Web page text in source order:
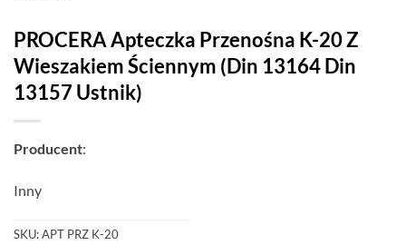
PROCERA Apteczka Przenośna K-20 Z
Wieszakiem Ściennym (Din 13164 Din
13157 Ustnik)
Producent:
Inny
SKU:APT PRZ K-20